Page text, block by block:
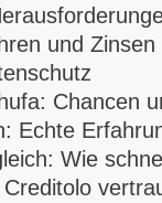
und Zinsen
Chancen
Echte
Wie